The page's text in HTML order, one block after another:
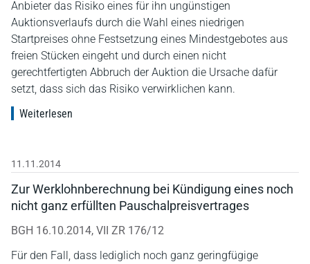
Anbieter das Risiko eines für ihn ungünstigen
Auktionsverlaufs durch die Wahl eines niedrigen
Startpreises ohne Festsetzung eines Mindestgebotes aus
freien Stücken eingeht und durch einen nicht
gerechtfertigten Abbruch der Auktion die Ursache dafür
setzt, dass sich das Risiko verwirklichen kann.
Weiterlesen
11.11.2014
Zur Werklohnberechnung bei Kündigung eines noch
nicht ganz erfüllten Pauschalpreisvertrages
BGH 16.10.2014, VII ZR 176/12
Für den Fall, dass lediglich noch ganz geringfügige